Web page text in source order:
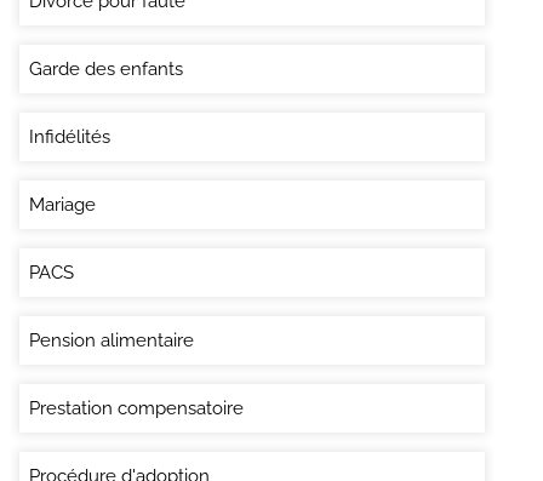
Garde des enfants
Infidélités
Mariage
PACS
Pension alimentaire
Prestation compensatoire
Procédure d'adoption